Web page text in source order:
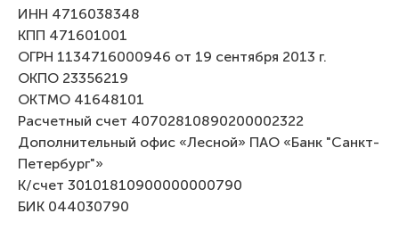
ИНН 4716038348
КПП 471601001
ОГРН 1134716000946 от 19 сентября 2013 г.
ОКПО 23356219
ОКТМО 41648101
Расчетный счет 40702810890200002322
Дополнительный офис «Лесной» ПАО «Банк "Санкт-
Петербург"»
К/счет 30101810900000000790
БИК 044030790